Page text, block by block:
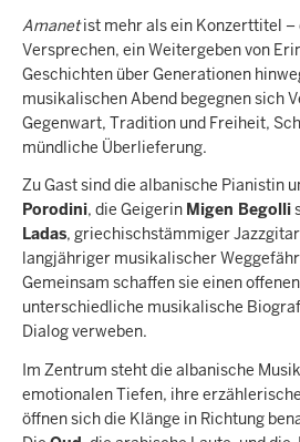
Amanetist mehr als ein Konzerttitel –
Versprechen, ein Weitergeben von
Geschichten über Generationen
musikalischen Abend begegnen sich
Gegenwart, Tradition und Freiheit,
mündliche Überlieferung.
Zu Gast sind die albanische Pianistin
Porodini, die Geigerin Migen Begolli
Ladas, griechischstämmiger
langjähriger musikalischer
Gemeinsam schaffen sie einen
unterschiedliche musikalische
Dialog verweben.
Im Zentrum steht die albanische
emotionalen Tiefen, ihre
öffnen sich die Klänge in Richtung